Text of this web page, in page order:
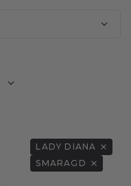
LADY DIANA
SMARAGD